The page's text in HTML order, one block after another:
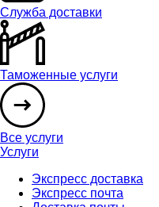
Служба доставки
Таможенные услуги
Все услуги
Услуги
Экспресс доставка
Экспресс почта